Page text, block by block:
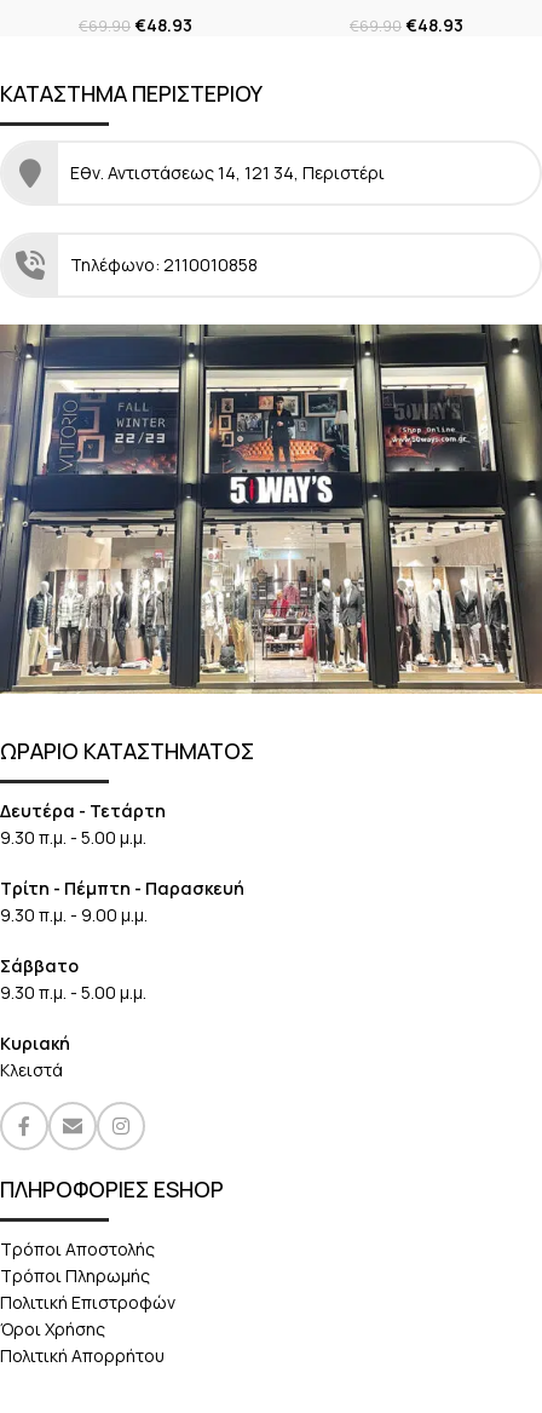
€69.90€48.93 €69.90€48.93
ΚΑΤΑΣΤΗΜΑ ΠΕΡΙΣΤΕΡΙΟΥ
Εθν. Αντιστάσεως 14, 121 34, Περιστέρι
Τηλέφωνο: 2110010858
ΩΡΑΡΙΟ ΚΑΤΑΣΤΗΜΑΤΟΣ
Δευτέρα - Τετάρτη
9.30 π.μ. - 5.00 μ.μ.
Τρίτη - Πέμπτη - Παρασκευή
9.30 π.μ. - 9.00 μ.μ.
Σάββατο
9.30 π.μ. - 5.00 μ.μ.
Κυριακή
Κλειστά
ΠΛΗΡΟΦΟΡΙΕΣ ESHOP
Τρόποι Αποστολής
Τρόποι Πληρωμής
Πολιτική Επιστροφών
Όροι Χρήσης
Πολιτική Απορρήτου